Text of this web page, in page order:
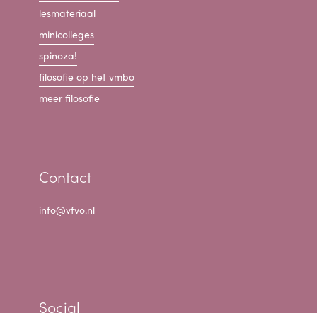
lesmateriaal
minicolleges
spinoza!
filosofie op het vmbo
meer filosofie
Contact
info@vfvo.nl
Social